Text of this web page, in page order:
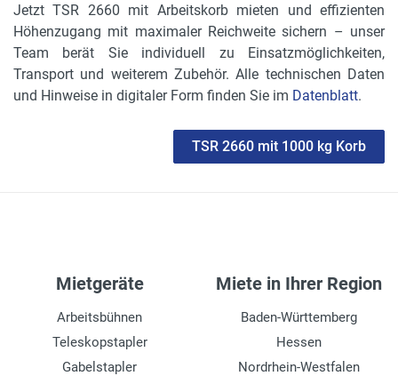
Jetzt TSR 2660 mit Arbeitskorb mieten und effizienten
Höhenzugang mit maximaler Reichweite sichern – unser
Team berät Sie individuell zu Einsatzmöglichkeiten,
Transport und weiterem Zubehör. Alle technischen Daten
und Hinweise in digitaler Form finden Sie im Datenblatt.
TSR 2660 mit 1000 kg Korb
Mietgeräte
Arbeitsbühnen
Teleskopstapler
Gabelstapler
Miete in Ihrer Region
Baden-Württemberg
Hessen
Nordrhein-Westfalen